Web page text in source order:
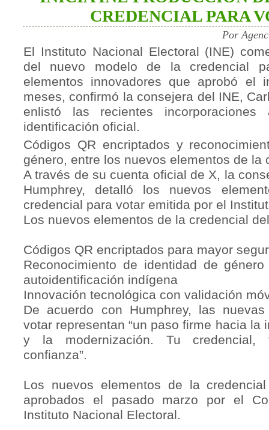
CREDENCIAL PARA
Por
El Instituto Nacional Electoral (INE)
del nuevo modelo de la credencial
elementos innovadores que aprobó el
meses, confirmó la consejera del INE,
enlistó las recientes
identificación oficial.
Códigos QR encriptados y
género, entre los nuevos elementos de la
A través de su cuenta oficial de X, la
Humphrey, detalló los nuevos
credencial para votar emitida por el
Los nuevos elementos de la credencial
Códigos QR encriptados para mayor
Reconocimiento de identidad de
autoidentificación indígena
Innovación tecnológica con validación
De acuerdo con Humphrey, las
votar representan “un paso firme hacia la
y la modernización. Tu credencial,
confianza”.
Los nuevos elementos de la
aprobados el pasado marzo por el
Instituto Nacional Electoral.